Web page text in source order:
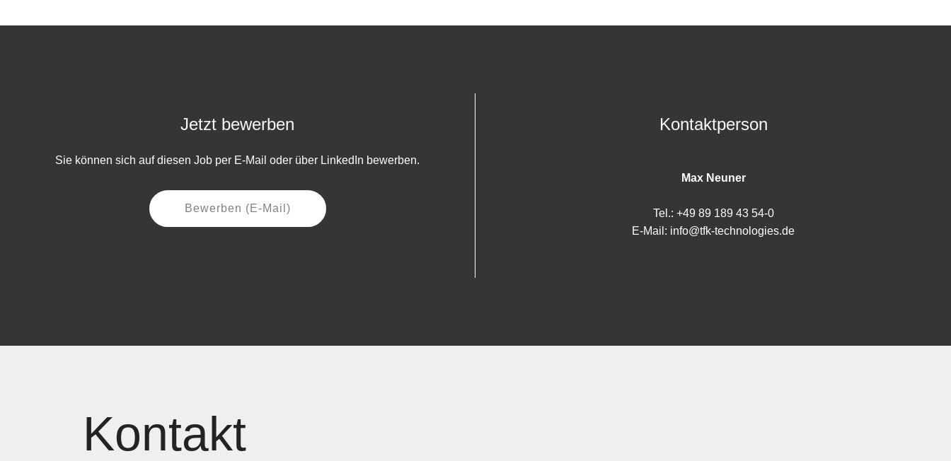
Jetzt bewerben
Sie können sich auf diesen Job per E-Mail oder über LinkedIn bewerben.
Bewerben (E-Mail)
Kontaktperson
Max Neuner
Tel.: +49 89 189 43 54-0
E-Mail: info@tfk-technologies.de
Kontakt